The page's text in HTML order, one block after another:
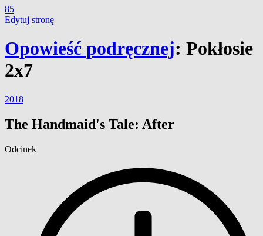
85
Edytuj stronę
Opowieść podręcznej: Pokłosie
2x7
2018
The Handmaid's Tale: After
Odcinek